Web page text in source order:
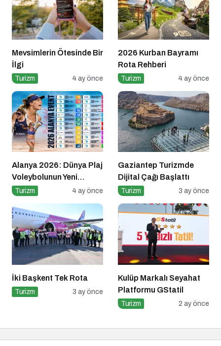
Mevsimlerin Ötesinde Bir
İlgi
Turizm 4 ay önce
2026 Kurban Bayramı
Rota Rehberi
Turizm 4 ay önce
Alanya 2026: Dünya Plaj
Voleybolunun Yeni
Başkenti İlan Ediliyor!
Turizm 4 ay önce
Gaziantep Turizmde
Dijital Çağı Başlattı
Turizm 3 ay önce
İki Başkent Tek Rota
Turizm 3 ay önce
Kulüp Markalı Seyahat
Platformu GStatil
Turizm 2 ay önce